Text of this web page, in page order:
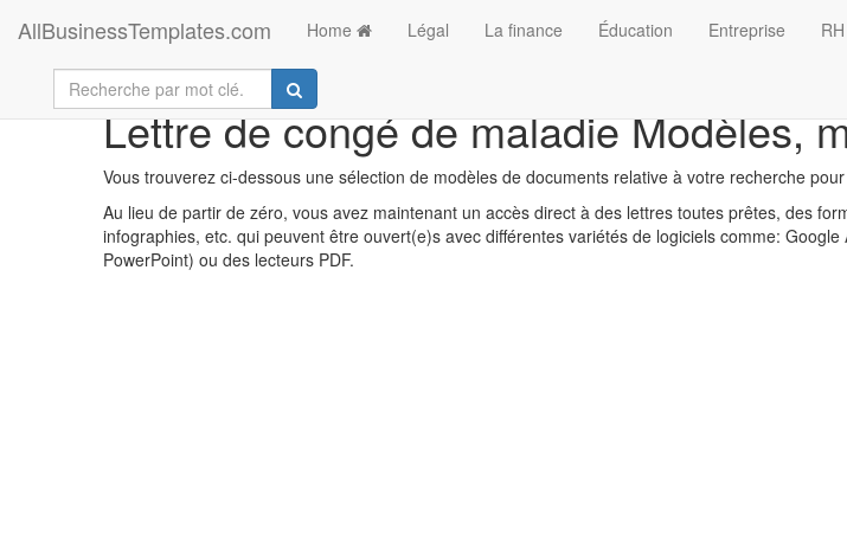
AllBusinessTemplates.com Home Légal La finance Éducation Entreprise RH
Lettre de congé de maladie Modèles,
Vous trouverez ci-dessous une sélection de modèles de documents relative à votre recherche
Au lieu de partir de zéro, vous avez maintenant un accès direct à des lettres toutes prêtes, des
infographies, etc. qui peuvent être ouvert(e)s avec différentes variétés de logiciels comme:
PowerPoint) ou des lecteurs PDF.